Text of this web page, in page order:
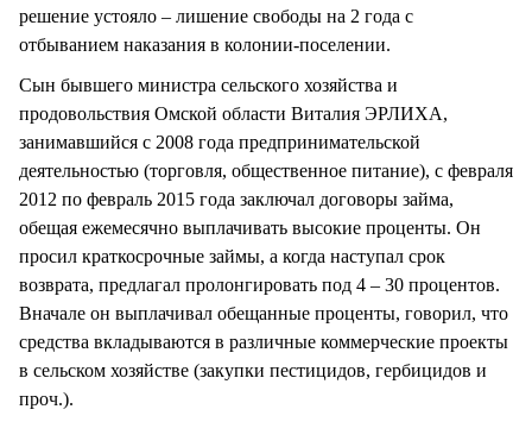
решение устояло – лишение свободы на 2 года с
отбыванием наказания в колонии-поселении.
Сын бывшего министра сельского хозяйства и
продовольствия Омской области Виталия ЭРЛИХА,
занимавшийся с 2008 года предпринимательской
деятельностью (торговля, общественное питание), с февраля
2012 по февраль 2015 года заключал договоры займа,
обещая ежемесячно выплачивать высокие проценты. Он
просил краткосрочные займы, а когда наступал срок
возврата, предлагал пролонгировать под 4 – 30 процентов.
Вначале он выплачивал обещанные проценты, говорил, что
средства вкладываются в различные коммерческие проекты
в сельском хозяйстве (закупки пестицидов, гербицидов и
проч.).